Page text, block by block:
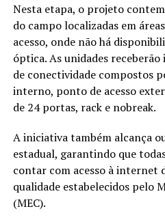
Nesta etapa, o projeto
do campo localizadas em
acesso, onde não há
óptica. As unidades
de conectividade compostos
interno, ponto de acesso
de 24 portas, rack e nobreak.
A iniciativa também alcança
estadual, garantindo que
contar com acesso à internet
qualidade estabelecidos pelo
(MEC).